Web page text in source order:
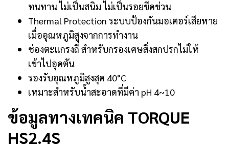
ทนทาน ไม่เป็นสนิม ไม่เป็นรอยขีดข่วน
Thermal Protection ระบบป้องกันมอเตอร์เสียหาย
เมื่ออุณหภูมิสูงจากการทำงาน
ช่องตะแกรงถี่ สำหรับกรองเศษสิ่งสกปรกไม่ให้
เข้าไปอุดตัน
รองรับอุณหภูมิสูงสุด 40°C
เหมาะสำหรับน้ำสะอาดที่มีค่า pH 4~10
ข้อมูลทางเทคนิค TORQUE
HS2.4S